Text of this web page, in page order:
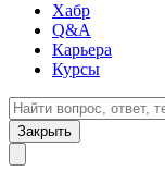
Хабр
Q&A
Карьера
Курсы
Закрыть